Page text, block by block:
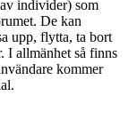
individer) som
De kan
upp, flytta, ta bort
I allmänhet så finns
kommer